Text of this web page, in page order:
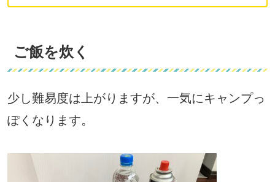
ご飯を炊く
少し難易度は上がりますが、一気にキャンプっ
ぽくなります。